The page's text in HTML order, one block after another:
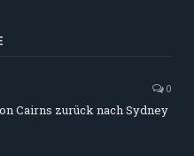
0
Cairns zurück nach Sydney